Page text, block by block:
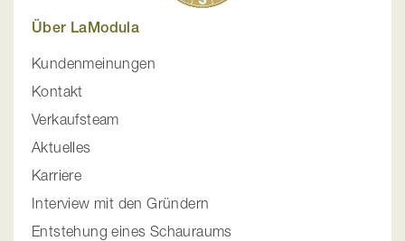
Über LaModula
Kundenmeinungen
Kontakt
Verkaufsteam
Aktuelles
Karriere
Interview mit den Gründern
Entstehung eines Schauraums